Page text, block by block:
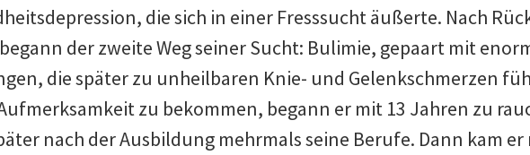
die sich in einer Fresssucht äußerte. Nach
der zweite Weg seiner Sucht: Bulimie, gepaart mit
die später zu unheilbaren Knie- und Gelenkschmerzen
zu bekommen, begann er mit 13 Jahren zu
nach der Ausbildung mehrmals seine Berufe. Dann kam